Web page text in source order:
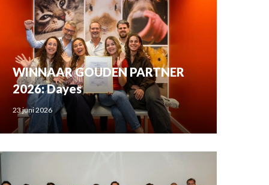
WINNAAR GOUDEN PARTNER
2026: Dayes
23 juni 2026